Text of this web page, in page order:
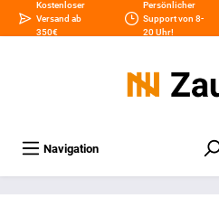
Kostenloser
Versand ab
350€
Persönlicher
Support von 8-
20 Uhr!
Navigation